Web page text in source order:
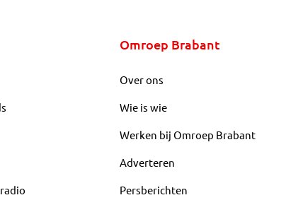
Omroep Brabant
Over ons
Wie is wie
Werken bij Omroep Brabant
Adverteren
Persberichten